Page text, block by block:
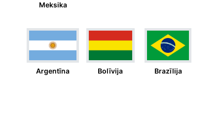
Meksika
Argentīna Bolīvija Brazīlija